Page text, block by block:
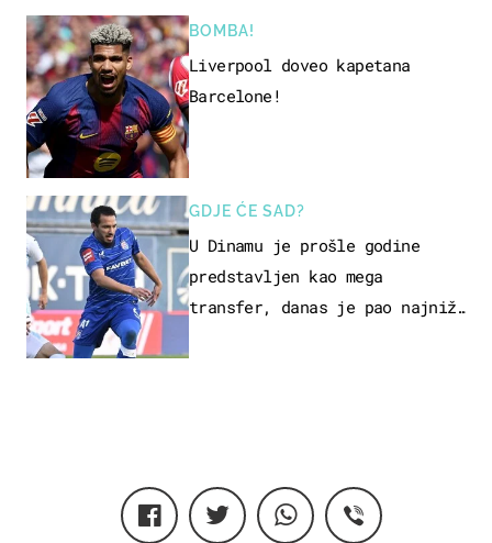
BOMBA!
Liverpool doveo kapetana
Barcelone!
GDJE ĆE SAD?
U Dinamu je prošle godine
predstavljen kao mega
transfer, danas je pao najniže